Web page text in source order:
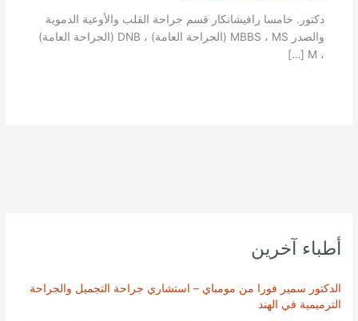
أطباء آخرين
الدكتور سمير فورا من مومباي – استشاري جراحة التجميل والجراحة
الترميمية في الهند
دكتور. خامسا رافيشانكار قسم جراحة القلب والأوعية الدموية
والصدر MBBS ، MS (الجراحة العامة) ، DNB (الجراحة العامة)
، M […]